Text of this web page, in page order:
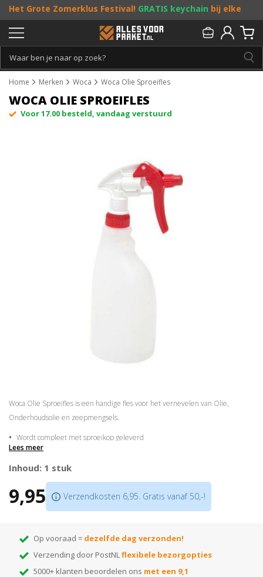
Het Grote Zomerklus Festival! GRATIS keychain bij elke
bestelling vanaf €25, entoffe acties! Doe je mee?
Persoonlijk & gratis advies:013 - 207 00 01
Home Merken Woca Woca Olie Sproeifles
WOCA OLIE SPROEIFLES
Voor 17.00 besteld, vandaag verstuurd
Woca Olie Sproeifles is een handige fles voor het vernevelen van Olie,
Onderhoudsolie en zeepmengsels.
Wordt compleet met sproeikop geleverd
Ideaal voor het duurzaam vernevelen van onderhoudsolie
Woca sproei kopis ook los te bestellen
Lees meer
Inhoud: 1 stuk
9,95 Verzendkosten 6,95. Gratis vanaf 50,-!
Op vooraad = dezelfde dag verzonden!
Verzending door PostNLflexibele bezorgopties
5000+ klanten beoordelen ons met een 9,1